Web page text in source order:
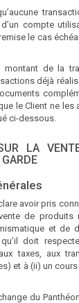
compte
le cas
montant de la
déjà
le Client ne
ci-dessous.
LA
avoir pris
de
et de
doit
taxes, aux
et à (ii) un
du